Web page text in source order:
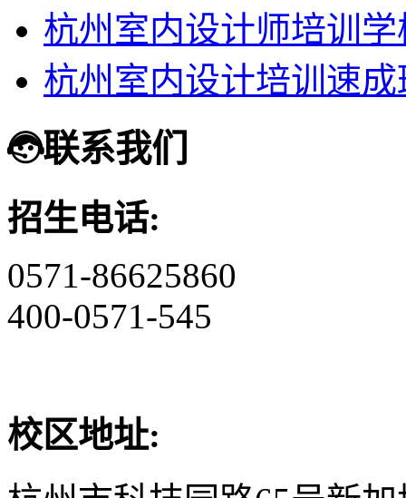
杭州室内设计师培训
杭州室内设计培训速成
联系我们
招生电话:
0571-86625860
400-0571-545
校区地址: